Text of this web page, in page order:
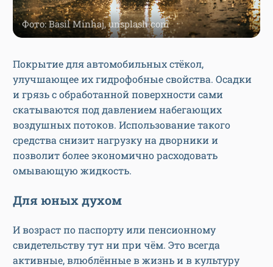
Фото: Basil Minhaj, unsplash.com
Покрытие для автомобильных стёкол,
улучшающее их гидрофобные свойства. Осадки
и грязь с обработанной поверхности сами
скатываются под давлением набегающих
воздушных потоков. Использование такого
средства снизит нагрузку на дворники и
позволит более экономично расходовать
омывающую жидкость.
Для юных духом
И возраст по паспорту или пенсионному
свидетельству тут ни при чём. Это всегда
активные, влюблённые в жизнь и в культуру